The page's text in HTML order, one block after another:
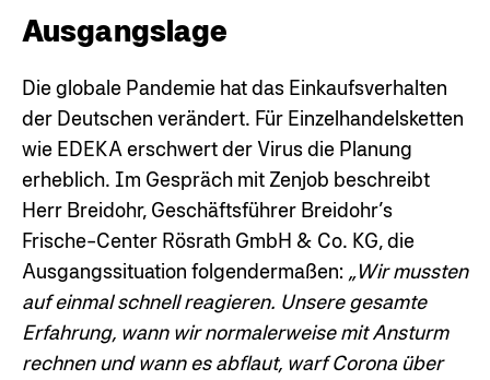
Ausgangslage
Die globale Pandemie hat das Einkaufsverhalten
der Deutschen verändert. Für Einzelhandelsketten
wie EDEKA erschwert der Virus die Planung
erheblich. Im Gespräch mit Zenjob beschreibt
Herr Breidohr, Geschäftsführer Breidohr’s
Frische-Center Rösrath GmbH & Co. KG, die
Ausgangssituation folgendermaßen: „Wir mussten
auf einmal schnell reagieren. Unsere gesamte
Erfahrung, wann wir normalerweise mit Ansturm
rechnen und wann es abflaut, warf Corona über